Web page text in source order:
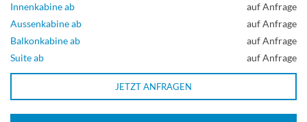
Innenkabine ab
auf Anfrage
Aussenkabine ab
auf Anfrage
Balkonkabine ab
auf Anfrage
Suite ab
auf Anfrage
JETZT ANFRAGEN